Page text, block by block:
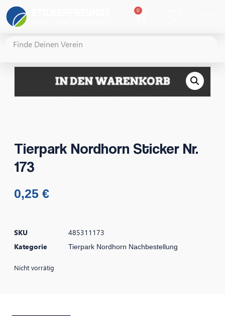
0
Tierpark Nordhorn Sticker Nr.
173
0,25 €
SKU
485311173
Kategorie
Tierpark Nordhorn Nachbestellung
Nicht vorrätig